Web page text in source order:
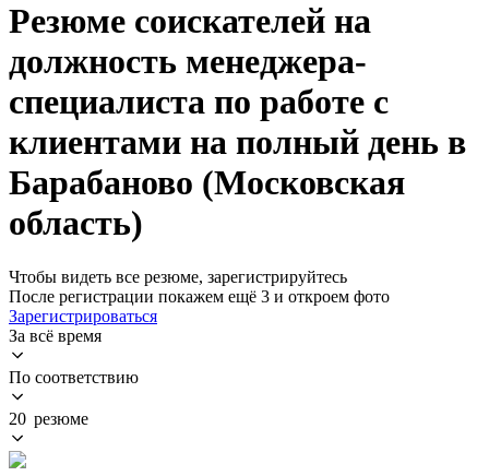
Резюме соискателей на
должность менеджера-
специалиста по работе с
клиентами на полный день в
Барабаново (Московская
область)
Чтобы видеть все резюме, зарегистрируйтесь
После регистрации покажем ещё 3 и откроем фото
Зарегистрироваться
За всё время
По соответствию
20 резюме